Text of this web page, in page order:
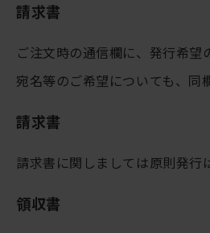
請求書
ご注文時の通信欄に、発行希望
宛名等のご希望についても、同
請求書
請求書に関しましては原則発行
領収書